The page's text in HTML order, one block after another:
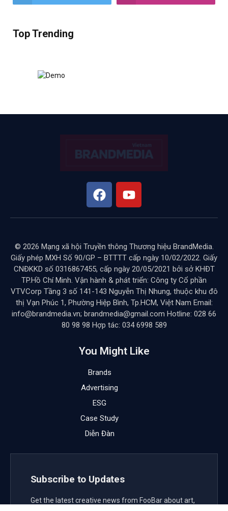
Top Trending
© 2026 Mạng xã hội Truyền thông Thương hiệu BrandMedia.
Giấy phép MXH Số 90/GP – BTTTT cấp ngày 10/02/2022. Giấy
CNĐKKD số 0316867455, cấp ngày 20/05/2021 bởi sở KHĐT
TP.Hồ Chí Minh. Vận hành & phát triển: Công ty Cổ phần
VTVCorp Tầng 3 số 141-143 Nguyễn Thị Nhung, thuộc khu đô
thị Vạn Phúc 1, Phường Hiệp Bình, Tp.HCM, Việt Nam Email:
info@brandmedia.vn; brandmedia@gmail.com Hotline: 028 66
80 98 98 Hợp tác: 034 6998 589
You Might Like
Brands
Advertising
ESG
Case Study
Diễn Đàn
Subscribe to Updates
Get the latest creative news from FooBar about art,